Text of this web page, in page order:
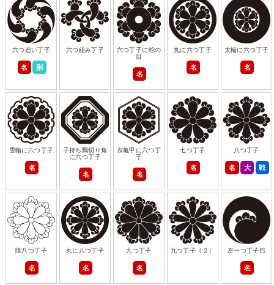
六つ追い丁子
名 別
六つ組み丁子
六つ丁子に蛇の
目
名
丸に六つ丁子
名
太輪に六つ丁子
名
雪輪に六つ丁子
名
子持ち隅切り角
に六つ丁子
名
糸亀甲に六つ丁
子
名
七つ丁子
名
八つ丁子
名 大 戦
陰八つ丁子
名
丸に八つ丁子
名
九つ丁子
名
九つ丁子（２） 左一つ丁子巴
名